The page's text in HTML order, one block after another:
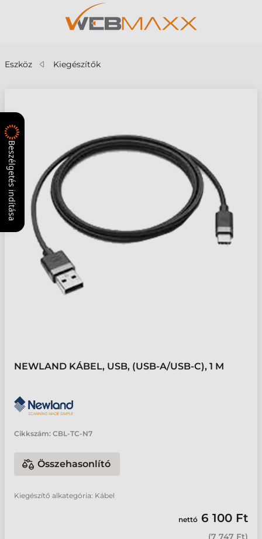
Eszköz Kiegészítők
NEWLAND KÁBEL, USB, (USB-A/USB-C), 1 M
Cikkszám: CBL-TC-N7
Összehasonlító
Kiegészítő alkategória: Kábel
nettó 6 100 Ft
(7 747 Ft)
Beszélgetés indítása